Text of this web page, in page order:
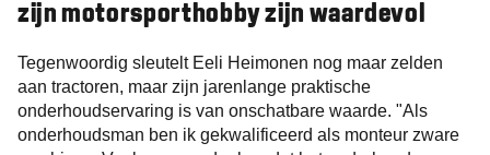
zijn motorsporthobby zijn waardevol
Tegenwoordig sleutelt Eeli Heimonen nog maar zelden
aan tractoren, maar zijn jarenlange praktische
onderhoudservaring is van onschatbare waarde. "Als
onderhoudsman ben ik gekwalificeerd als monteur zware